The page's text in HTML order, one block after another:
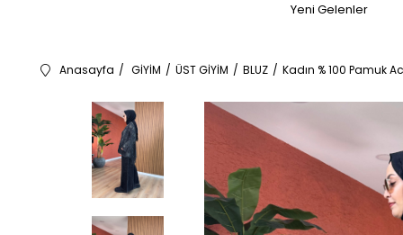
Yeni Gelenler
Anasayfa GİYİM ÜST GİYİM BLUZ Kadın % 100 Pamuk